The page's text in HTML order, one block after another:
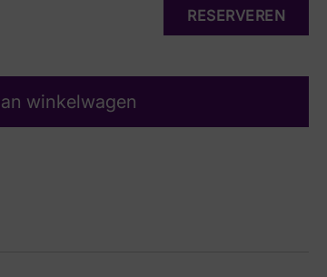
RESERVEREN
winkelwagen